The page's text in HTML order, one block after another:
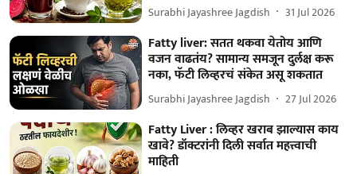
Surabhi Jayashree Jagdish 31 Jul 2026
Fatty liver: सतत थकवा येतोय आणि
वजन वाढतंय? सामान्य समजून दुर्लक्ष करू
नका, फॅटी लिव्हरचं संकेत असू शकतात
Surabhi Jayashree Jagdish 27 Jul 2026
Fatty Liver : लिव्हर खराब झाल्यास काय
खावे? डॉक्टरांनी दिली सर्वात महत्त्वाची
माहिती